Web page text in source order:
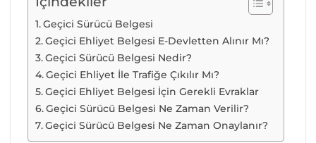
Geçici Sürücü Belgesi
Geçici Ehliyet Belgesi E-Devletten Alınır Mı?
Geçici Sürücü Belgesi Nedir?
Geçici Ehliyet İle Trafiğe Çıkılır Mı?
Geçici Ehliyet Belgesi İçin Gerekli Evraklar
Geçici Sürücü Belgesi Ne Zaman Verilir?
Geçici Sürücü Belgesi Ne Zaman Onaylanır?